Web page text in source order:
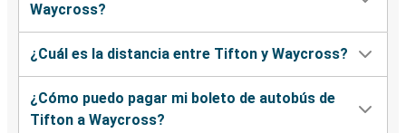
Waycross?
¿Cuál es la distancia entre Tifton y Waycross?
¿Cómo puedo pagar mi boleto de autobús de
Tifton a Waycross?